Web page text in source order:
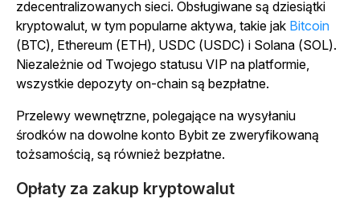
zdecentralizowanych sieci. Obsługiwane są dziesiątki
kryptowalut, w tym popularne aktywa, takie jak Bitcoin
(BTC), Ethereum (ETH), USDC (USDC) i Solana (SOL).
Niezależnie od Twojego statusu VIP na platformie,
wszystkie depozyty on-chain są bezpłatne.
Przelewy wewnętrzne, polegające na wysyłaniu
środków na dowolne konto Bybit ze zweryfikowaną
tożsamością, są również bezpłatne.
Opłaty za zakup kryptowalut